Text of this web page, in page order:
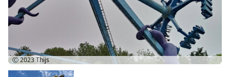
Ⓒ 2023Thijs